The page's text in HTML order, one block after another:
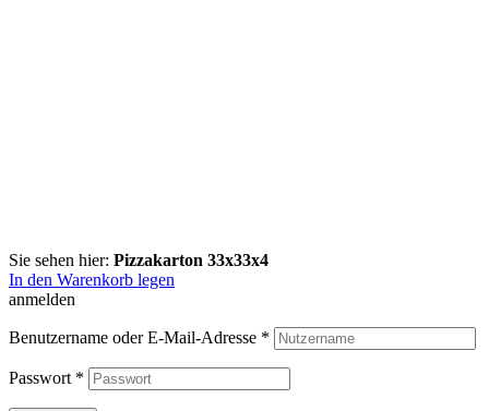
Sie sehen hier: Pizzakarton 33x33x4
In den Warenkorb legen
anmelden
Benutzername oder E-Mail-Adresse *
Passwort *